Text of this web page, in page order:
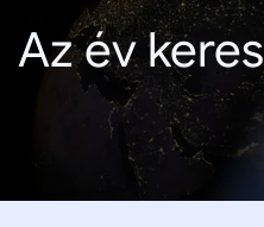
Az év